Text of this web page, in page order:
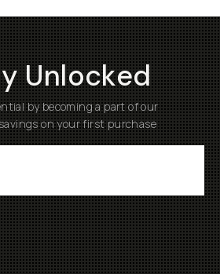
Unlocked
by becoming a part of our
on your first purchase